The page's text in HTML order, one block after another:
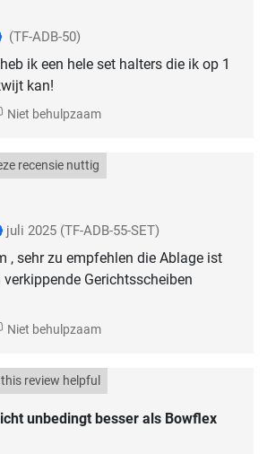
(TF-ADB-50)
ik een hele set halters die ik op 1
kan!
Niet behulpzaam
recensie nuttig
juli 2025 (TF-ADB-55-SET)
, sehr zu empfehlen die Ablage ist
Gerichtsscheiben
Niet behulpzaam
unbedingt besser als Bowflex
review helpful